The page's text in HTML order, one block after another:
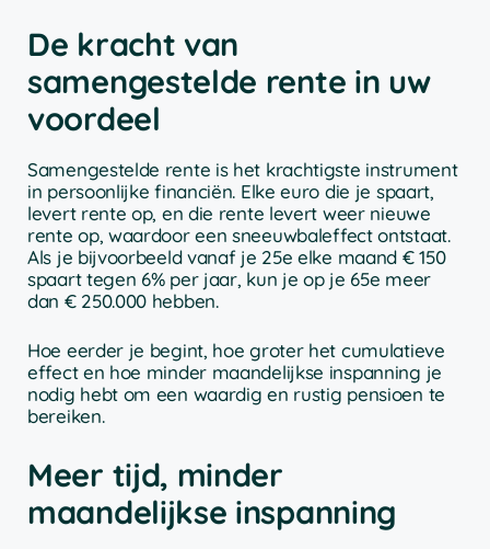
De kracht van
samengestelde rente in uw
voordeel
Samengestelde rente is het krachtigste instrument
in persoonlijke financiën. Elke euro die je spaart,
levert rente op, en die rente levert weer nieuwe
rente op, waardoor een sneeuwbaleffect ontstaat.
Als je bijvoorbeeld vanaf je 25e elke maand € 150
spaart tegen 6% per jaar, kun je op je 65e meer
dan € 250.000 hebben.
Hoe eerder je begint, hoe groter het cumulatieve
effect en hoe minder maandelijkse inspanning je
nodig hebt om een waardig en rustig pensioen te
bereiken.
Meer tijd, minder
maandelijkse inspanning